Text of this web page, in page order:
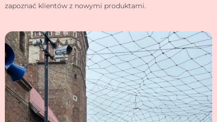
zapoznać klientów z nowymi produktami.